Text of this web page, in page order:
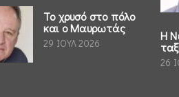
Το χρυσό στο πόλο
και ο Μαυρωτάς
29 ΙΟΥΛ 2026
Η
26